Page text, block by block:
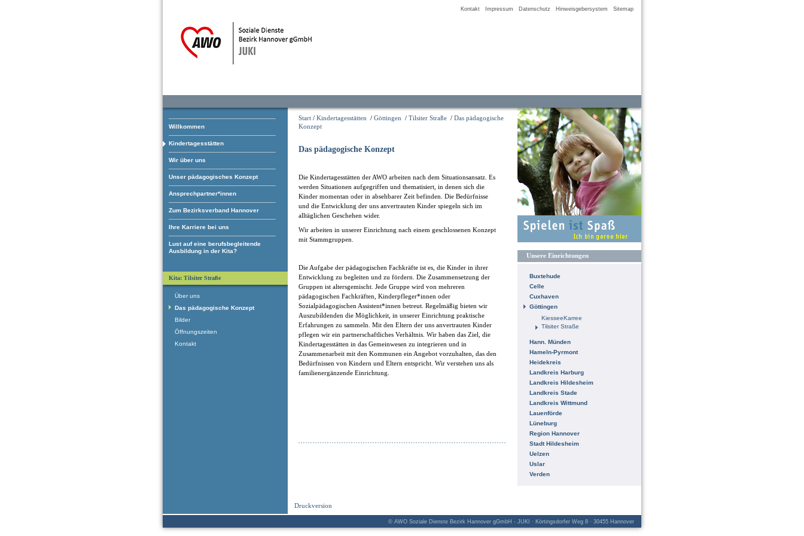
Kontakt Impressum Datenschutz Hinweisgebersystem Sitemap
Willkommen
Kindertagesstätten
Wir über uns
Unser pädagogisches Konzept
Ansprechpartner*innen
Zum Bezirksverband Hannover
Ihre Karriere bei uns
Lust auf eine berufsbegleitende
Ausbildung in der Kita?
Start / Kindertagesstätten / Göttingen / Tilsiter Straße / Das pädagogische
Konzept
Das pädagogische Konzept
Die Kindertagesstätten der AWO arbeiten nach dem Situationsansatz. Es
werden Situationen aufgegriffen und thematisiert, in denen sich die
Kinder momentan oder in absehbarer Zeit befinden. Die Bedürfnisse
und die Entwicklung der uns anvertrauten Kinder spiegeln sich im
alltäglichen Geschehen wider.
Wir arbeiten in unserer Einrichtung nach einem geschlossenen Konzept
mit Stammgruppen.
Die Aufgabe der pädagogischen Fachkräfte ist es, die Kinder in ihrer
Entwicklung zu begleiten und zu fördern. Die Zusammensetzung der
Gruppen ist altersgemischt. Jede Gruppe wird von mehreren
pädagogischen Fachkräften, Kinderpfleger*innen oder
Sozialpädagogischen Assistent*innen betreut. Regelmäßig bieten wir
Auszubildenden die Möglichkeit, in unserer Einrichtung praktische
Erfahrungen zu sammeln. Mit den Eltern der uns anvertrauten Kinder
pflegen wir ein partnerschaftliches Verhältnis. Wir haben das Ziel, die
Kindertagesstätten in das Gemeinwesen zu integrieren und in
Zusammenarbeit mit den Kommunen ein Angebot vorzuhalten, das den
Bedürfnissen von Kindern und Eltern entspricht. Wir verstehen uns als
familienergänzende Einrichtung.
Unsere Einrichtungen
Buxtehude
Celle
Cuxhaven
Göttingen
KiesseeKarree
Tilsiter Straße
Hann. Münden
Hameln-Pyrmont
Heidekreis
Landkreis Harburg
Landkreis Hildesheim
Landkreis Stade
Landkreis Wittmund
Lauenförde
Lüneburg
Region Hannover
Stadt Hildesheim
Uelzen
Uslar
Verden
Druckversion
Kita: Tilsiter Straße
Über uns
Das pädagogische Konzept
Bilder
Öffnungszeiten
Kontakt
© AWO Soziale Dienste Bezirk Hannover gGmbH - JUKI · Körtingsdorfer Weg 8 · 30455 Hannover